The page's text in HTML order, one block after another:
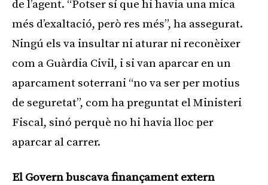
de l’agent. “Potser sí que hi havia una mica
més d’exaltació, però res més”, ha assegurat.
Ningú els va insultar ni aturar ni reconèixer
com a Guàrdia Civil, i si van aparcar en un
aparcament soterrani “no va ser per motius
de seguretat”, com ha preguntat el Ministeri
Fiscal, sinó perquè no hi havia lloc per
aparcar al carrer.
El Govern buscava finançament extern